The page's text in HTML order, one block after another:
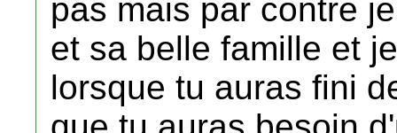
pas mais par contre
et sa belle famille et
lorsque tu auras fini